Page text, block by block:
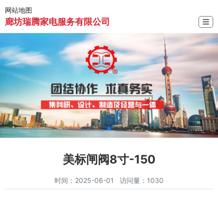
网站地图
廊坊瑞腾家电服务有限公司 ☰
美标闸阀8寸-150
时间：2025-06-01 访问量：1030